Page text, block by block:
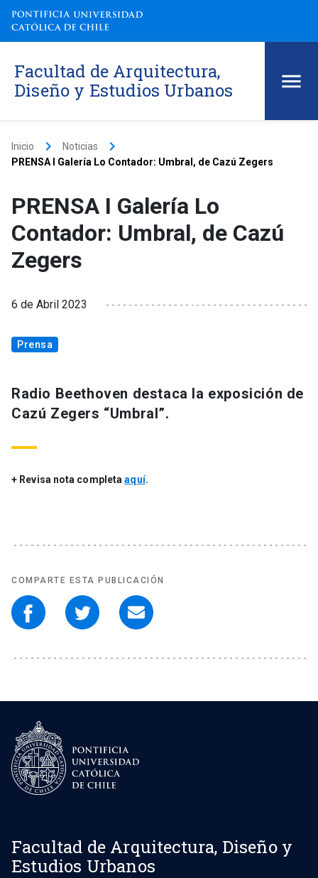
Facultad de Arquitectura,
Diseño y Estudios Urbanos
Inicio keyboard_arrow_right Noticias keyboard_arrow_right
PRENSA I Galería Lo Contador: Umbral, de Cazú Zegers
PRENSA I Galería Lo
Contador: Umbral, de Cazú
Zegers
6 de Abril 2023
Prensa
Radio Beethoven destaca la exposición de
Cazú Zegers “Umbral”.
+ Revisa nota completaaquí.
COMPARTE ESTA PUBLICACIÓN
Facultad de Arquitectura, Diseño y
Estudios Urbanos